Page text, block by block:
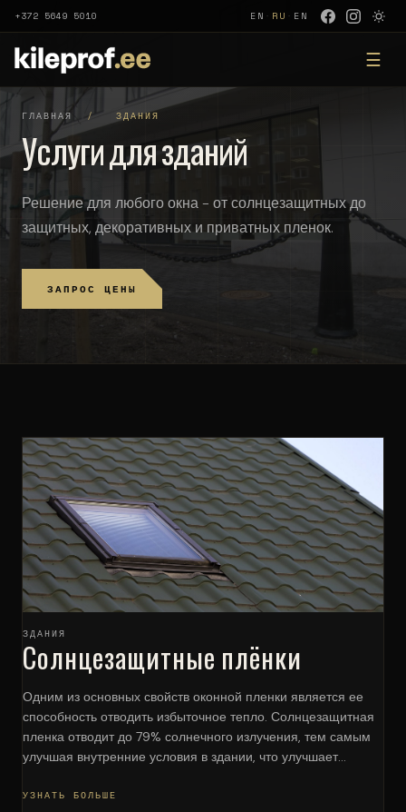
+372 5649 5010 EN · RU · EN
☰
ГЛАВНАЯ / ЗДАНИЯ
Услуги для зданий
Решение для любого окна - от солнцезащитных до
защитных, декоративных и приватных пленок.
ЗАПРОС ЦЕНЫ
ЗДАНИЯ
Солнцезащитные плёнки
Одним из основных свойств оконной пленки является ее
способность отводить избыточное тепло. Солнцезащитная
пленка отводит до 79% солнечного излучения, тем самым
улучшая внутренние условия в здании, что улучшает...
УЗНАТЬ БОЛЬШЕ